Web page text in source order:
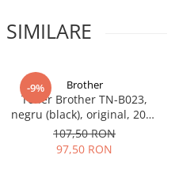
SIMILARE
-9% Brother
Toner Brother TN-B023,
negru (black), original, 2000
pagini
107,50 RON
97,50 RON